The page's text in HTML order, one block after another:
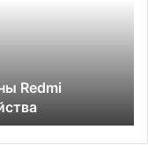
Redmi